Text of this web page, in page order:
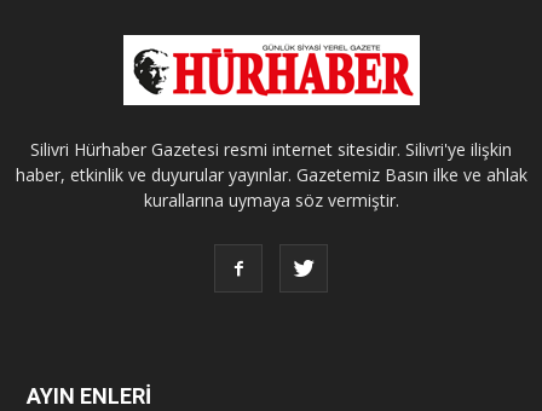
Silivri Hürhaber Gazetesi resmi internet sitesidir. Silivri'ye ilişkin
haber, etkinlik ve duyurular yayınlar. Gazetemiz Basın ilke ve ahlak
kurallarına uymaya söz vermiştir.
AYIN ENLERİ